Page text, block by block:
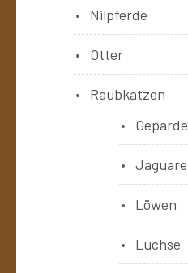
Nilpferde
Otter
Raubkatzen
Geparde
Jaguare
Löwen
Luchse